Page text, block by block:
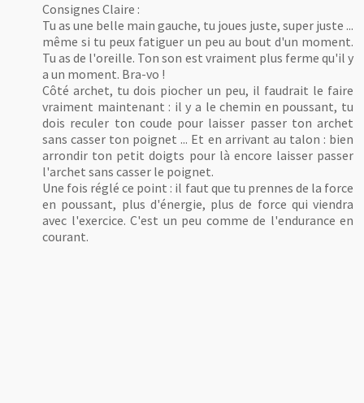
Consignes Claire :
Tu as une belle main gauche, tu joues juste, super juste ...
même si tu peux fatiguer un peu au bout d'un moment.
Tu as de l'oreille. Ton son est vraiment plus ferme qu'il y
a un moment. Bra-vo !
Côté archet, tu dois piocher un peu, il faudrait le faire
vraiment maintenant : il y a le chemin en poussant, tu
dois reculer ton coude pour laisser passer ton archet
sans casser ton poignet ... Et en arrivant au talon : bien
arrondir ton petit doigts pour là encore laisser passer
l'archet sans casser le poignet.
Une fois réglé ce point : il faut que tu prennes de la force
en poussant, plus d'énergie, plus de force qui viendra
avec l'exercice. C'est un peu comme de l'endurance en
courant.